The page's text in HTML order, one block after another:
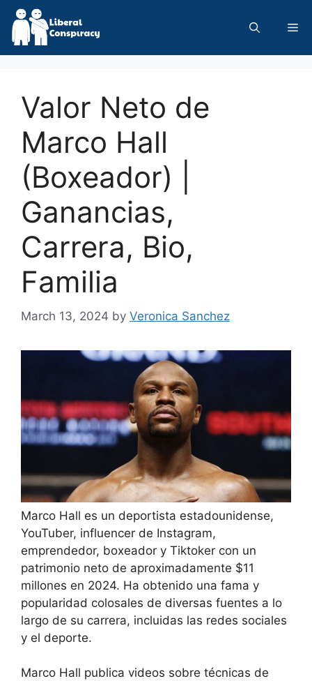
Skip
content
Valor Neto de
Marco Hall
(Boxeador) |
Ganancias,
Carrera, Bio,
Familia
March 13, 2024 by Veronica Sanchez
Marco Hall es un deportista estadounidense,
YouTuber, influencer de Instagram,
emprendedor, boxeador y Tiktoker con un
patrimonio neto de aproximadamente $11
millones en 2024. Ha obtenido una fama y
popularidad colosales de diversas fuentes a lo
largo de su carrera, incluidas las redes sociales
y el deporte.
Marco Hall publica videos sobre técnicas de